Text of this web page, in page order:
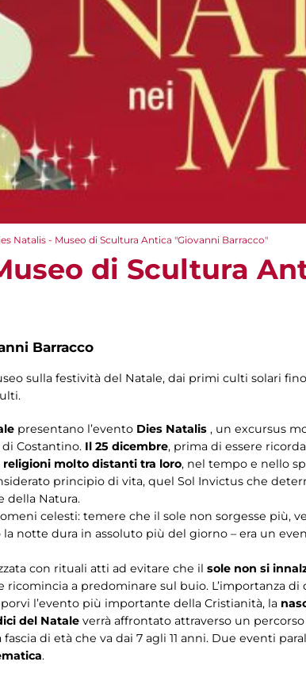
Natalis - Museo di Scultura Antica "Giovanni Barracco"
di Scultura
Barracco
sulla festività del Natale, dai primi culti solari
presentano l’evento Dies Natalis , un excursus
Costantino. Il 25 dicembre, prima di essere
molto distanti tra loro, nel tempo e nello
principio di vita, quel Sol Invictus che
della Natura.
celesti: temere che il sole non sorgesse più,
la notte dura in assoluto più del giorno – era un
con rituali atti ad evitare che il sole non si
a predominare sul buio. L’importanza
l’evento più importante della Cristianità, la
del Natale verrà affrontato attraverso un
di età che va dai 7 agli 11 anni. Due eventi
.